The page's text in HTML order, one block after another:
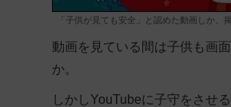
「子供が見ても安全」と認めた動画しか、
動画を見ている間は子供も画
か。
しかしYouTubeに子守をさせ